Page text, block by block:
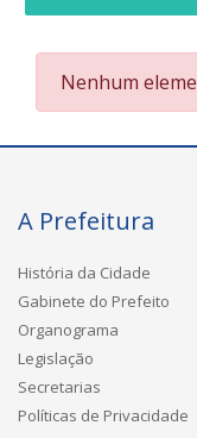
Nenhum
A Prefeitura
História da Cidade
Gabinete do Prefeito
Organograma
Legislação
Secretarias
Políticas de Privacidade